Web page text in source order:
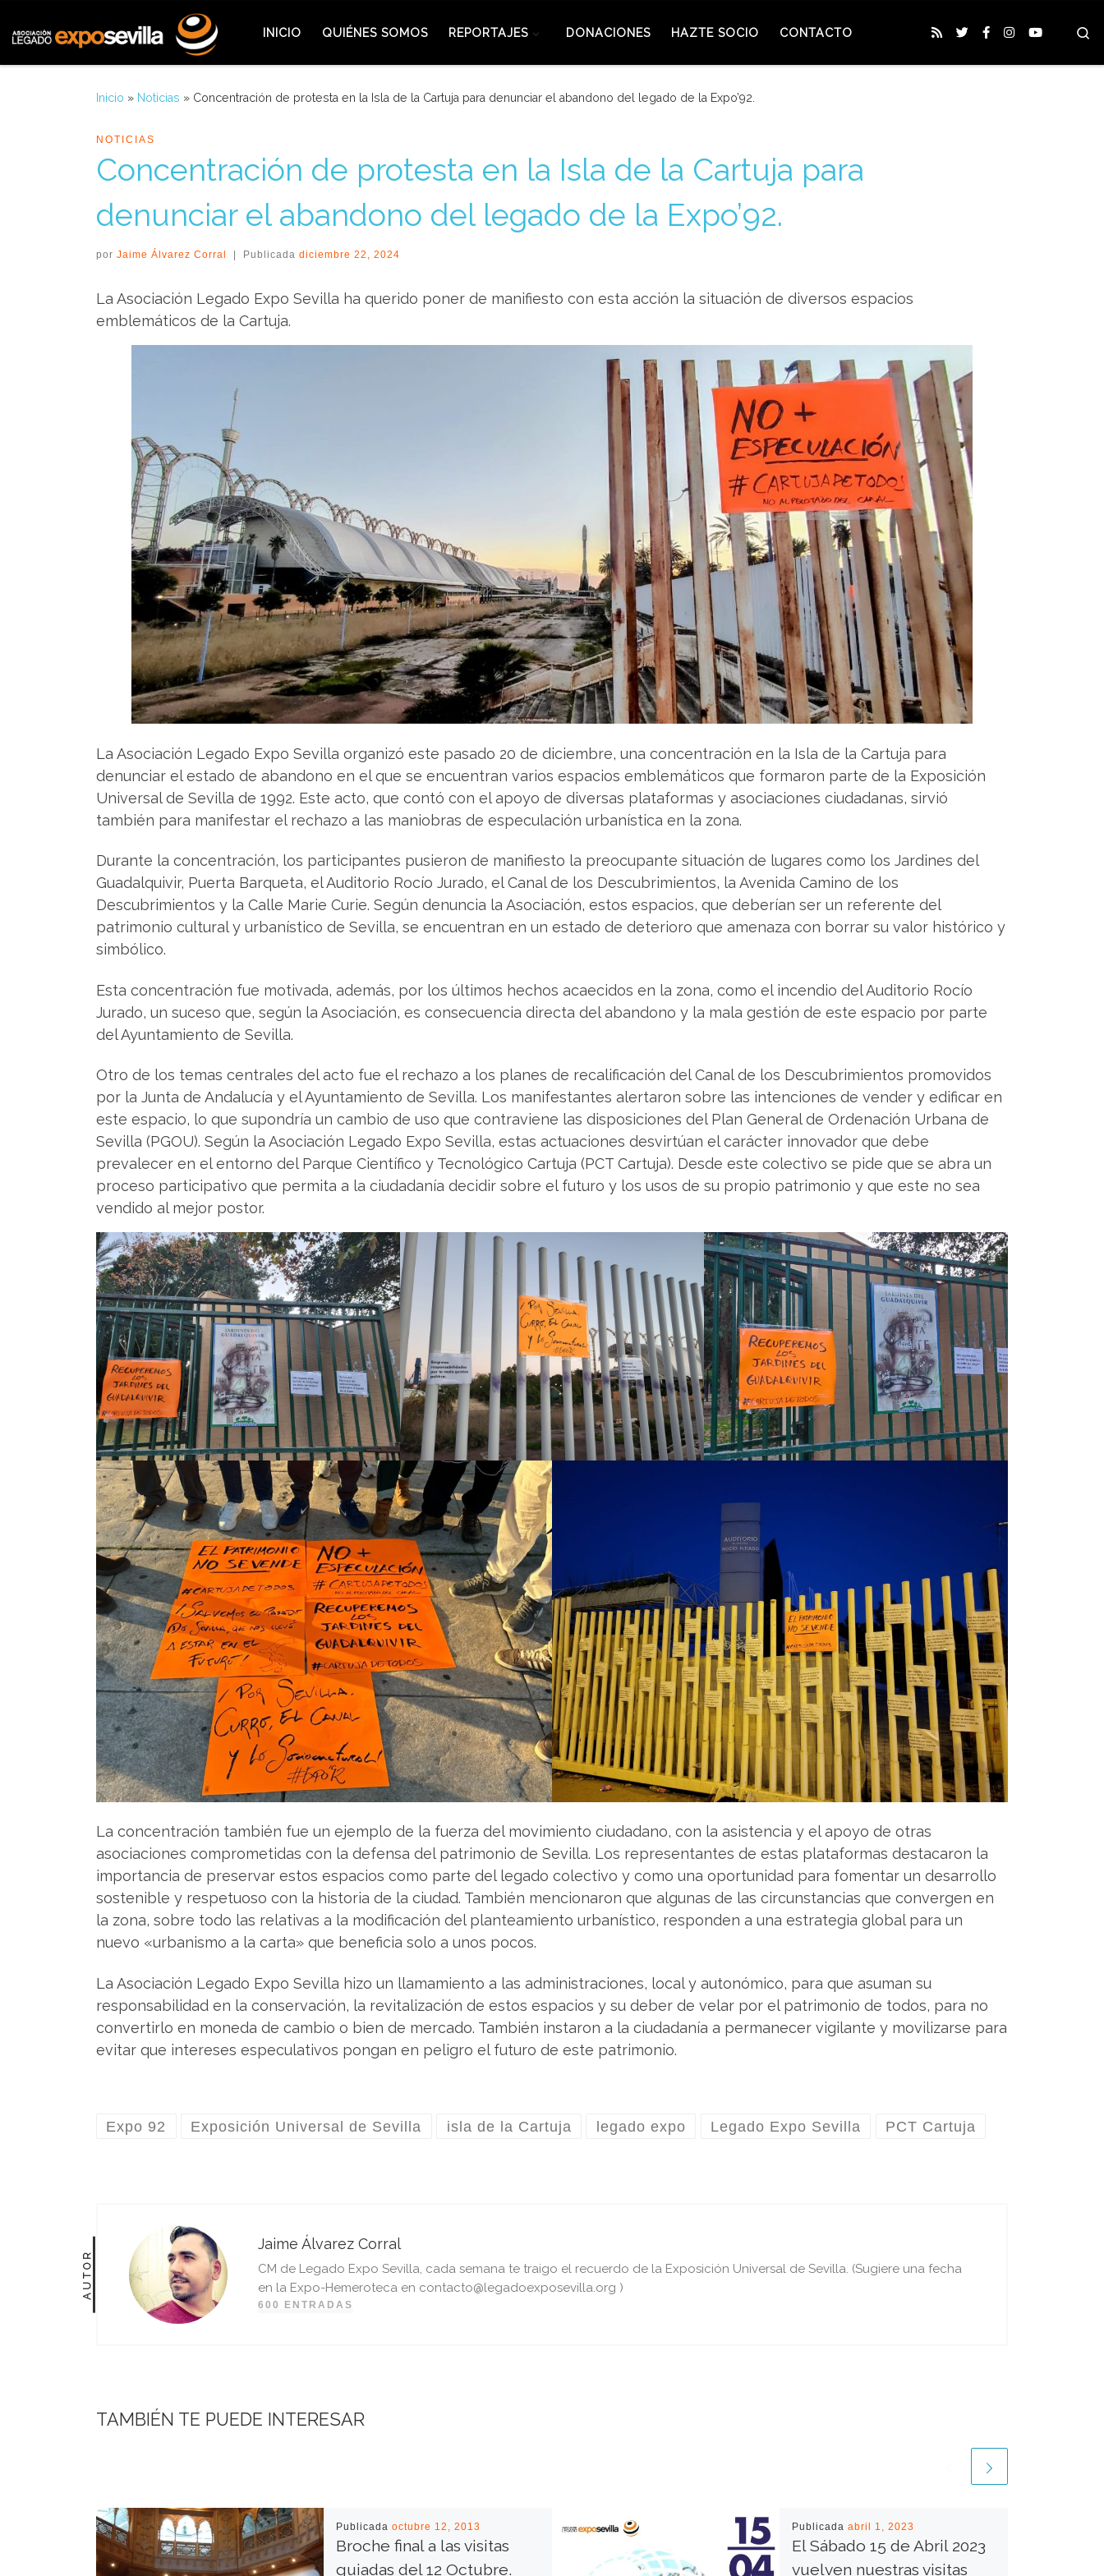
INICIO QUIÉNES SOMOS REPORTAJES DONACIONES HAZTE SOCIO CONTACTO
Inicio » Noticias » Concentración de protesta en la Isla de la Cartuja para denunciar el abandono del legado de la Expo’92.
NOTICIAS
Concentración de protesta en la Isla de la Cartuja para
denunciar el abandono del legado de la Expo’92.
por Jaime Álvarez Corral Publicada diciembre 22, 2024
La Asociación Legado Expo Sevilla ha querido poner de manifiesto con esta acción la situación de diversos espacios
emblemáticos de la Cartuja.
La Asociación Legado Expo Sevilla organizó este pasado 20 de diciembre, una concentración en la Isla de la Cartuja para
denunciar el estado de abandono en el que se encuentran varios espacios emblemáticos que formaron parte de la Exposición
Universal de Sevilla de 1992. Este acto, que contó con el apoyo de diversas plataformas y asociaciones ciudadanas, sirvió
también para manifestar el rechazo a las maniobras de especulación urbanística en la zona.
Durante la concentración, los participantes pusieron de manifiesto la preocupante situación de lugares como los Jardines del
Guadalquivir, Puerta Barqueta, el Auditorio Rocío Jurado, el Canal de los Descubrimientos, la Avenida Camino de los
Descubrimientos y la Calle Marie Curie. Según denuncia la Asociación, estos espacios, que deberían ser un referente del
patrimonio cultural y urbanístico de Sevilla, se encuentran en un estado de deterioro que amenaza con borrar su valor histórico y
simbólico.
Esta concentración fue motivada, además, por los últimos hechos acaecidos en la zona, como el incendio del Auditorio Rocío
Jurado, un suceso que, según la Asociación, es consecuencia directa del abandono y la mala gestión de este espacio por parte
del Ayuntamiento de Sevilla.
Otro de los temas centrales del acto fue el rechazo a los planes de recalificación del Canal de los Descubrimientos promovidos
por la Junta de Andalucía y el Ayuntamiento de Sevilla. Los manifestantes alertaron sobre las intenciones de vender y edificar en
este espacio, lo que supondría un cambio de uso que contraviene las disposiciones del Plan General de Ordenación Urbana de
Sevilla (PGOU). Según la Asociación Legado Expo Sevilla, estas actuaciones desvirtúan el carácter innovador que debe
prevalecer en el entorno del Parque Científico y Tecnológico Cartuja (PCT Cartuja). Desde este colectivo se pide que se abra un
proceso participativo que permita a la ciudadanía decidir sobre el futuro y los usos de su propio patrimonio y que este no sea
vendido al mejor postor.
La concentración también fue un ejemplo de la fuerza del movimiento ciudadano, con la asistencia y el apoyo de otras
asociaciones comprometidas con la defensa del patrimonio de Sevilla. Los representantes de estas plataformas destacaron la
importancia de preservar estos espacios como parte del legado colectivo y como una oportunidad para fomentar un desarrollo
sostenible y respetuoso con la historia de la ciudad. También mencionaron que algunas de las circunstancias que convergen en
la zona, sobre todo las relativas a la modificación del planteamiento urbanístico, responden a una estrategia global para un
nuevo «urbanismo a la carta» que beneficia solo a unos pocos.
La Asociación Legado Expo Sevilla hizo un llamamiento a las administraciones, local y autonómico, para que asuman su
responsabilidad en la conservación, la revitalización de estos espacios y su deber de velar por el patrimonio de todos, para no
convertirlo en moneda de cambio o bien de mercado. También instaron a la ciudadanía a permanecer vigilante y movilizarse para
evitar que intereses especulativos pongan en peligro el futuro de este patrimonio.
Expo 92 Exposición Universal de Sevilla isla de la Cartuja legado expo Legado Expo Sevilla PCT Cartuja
AUTOR
Jaime Álvarez Corral
CM de Legado Expo Sevilla, cada semana te traigo el recuerdo de la Exposición Universal de Sevilla. (Sugiere una fecha
en la Expo-Hemeroteca en contacto@legadoexposevilla.org )
600 ENTRADAS
TAMBIÉN TE PUEDE INTERESAR
Publicada octubre 12, 2013
Broche final a las visitas
guiadas del 12 Octubre.
Publicada abril 1, 2023
El Sábado 15 de Abril 2023
vuelven nuestras visitas